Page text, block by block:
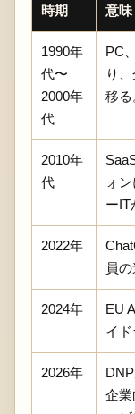
時期 意味
1990年
代〜
2000年
代
PC
り
移る
2010年
代
ォ
ーIT
2022年
員
2024年
EU
イド
2026年
企業